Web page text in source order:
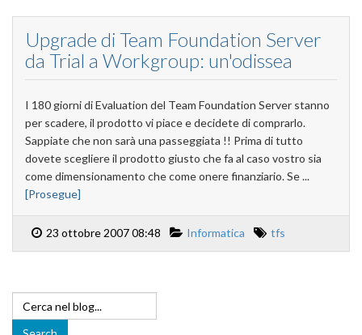
Upgrade di Team Foundation Server
da Trial a Workgroup: un'odissea
I 180 giorni di Evaluation del Team Foundation Server stanno
per scadere, il prodotto vi piace e decidete di comprarlo.
Sappiate che non sarà una passeggiata !! Prima di tutto
dovete scegliere il prodotto giusto che fa al caso vostro sia
come dimensionamento che come onere finanziario. Se ...
[Prosegue]
23 ottobre 2007 08:48 Informatica tfs